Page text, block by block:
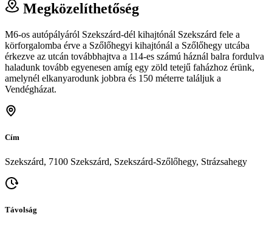
Megközelíthetőség
M6-os autópályáról Szekszárd-dél kihajtónál Szekszárd fele a
körforgalomba érve a Szőlőhegyi kihajtónál a Szőlőhegy utcába
érkezve az utcán továbbhajtva a 114-es számú háznál balra fordulva
haladunk tovább egyenesen amíg egy zöld tetejű faházhoz érünk,
amelynél elkanyarodunk jobbra és 150 méterre találjuk a
Vendégházat.
Cím
Szekszárd, 7100 Szekszárd, Szekszárd-Szőlőhegy, Strázsahegy
Távolság